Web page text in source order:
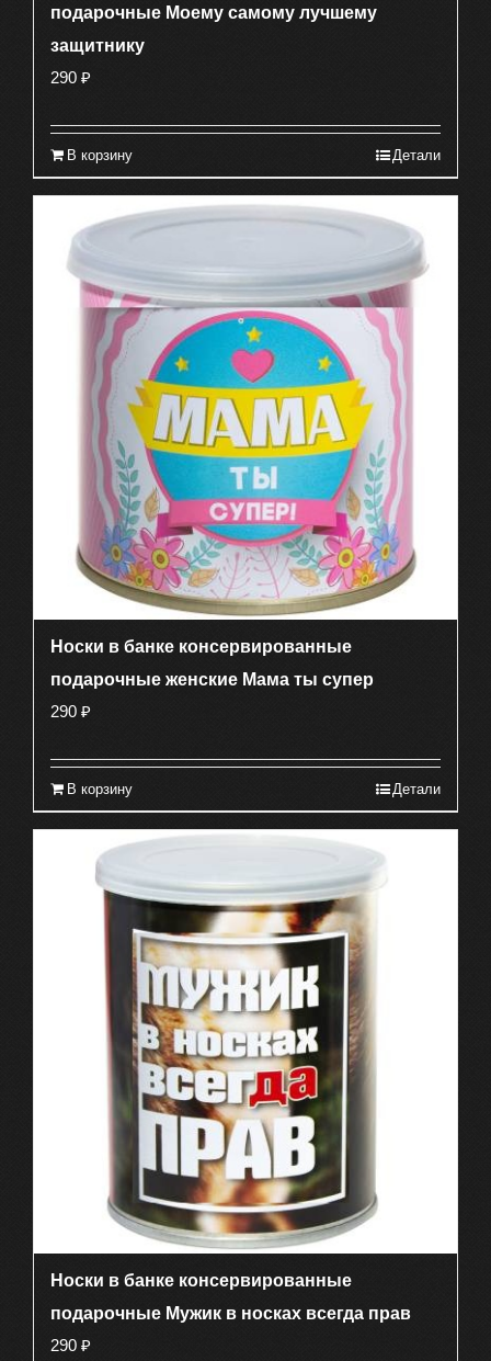
подарочные Моему самому лучшему
защитнику
290 ₽
В корзину Детали
Носки в банке консервированные
подарочные женские Мама ты супер
290 ₽
В корзину Детали
Носки в банке консервированные
подарочные Мужик в носках всегда прав
290 ₽